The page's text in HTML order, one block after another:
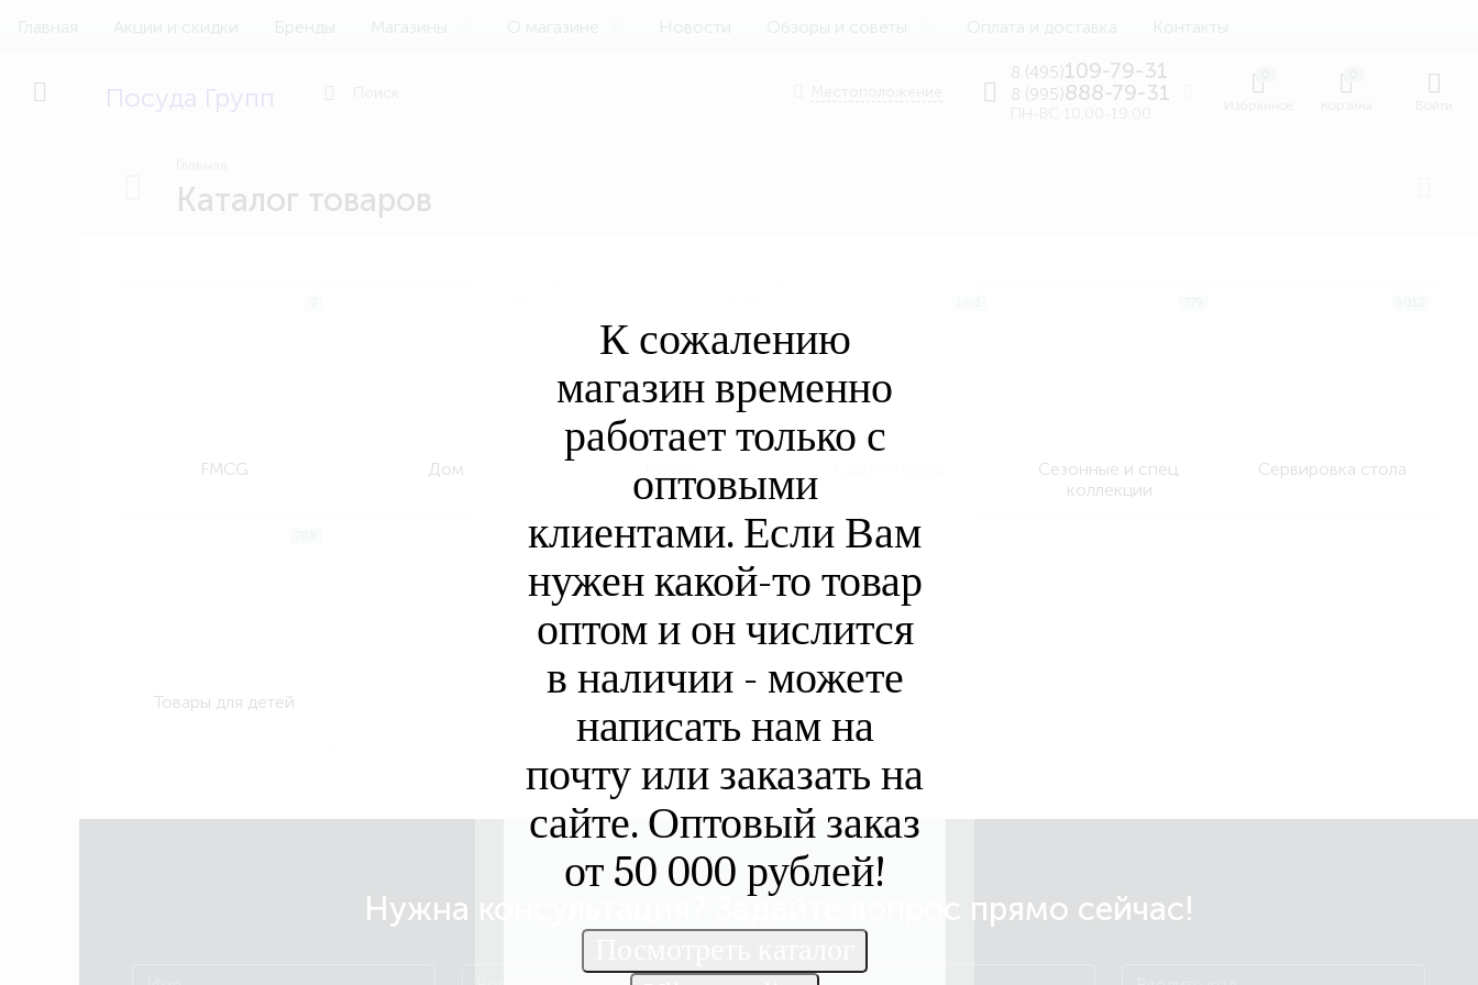
Главная Акции и скидки Бренды Магазины О магазине Новости Обзоры и советы Оплата и доставка Контакты
Посуда Групп Местоположение
8 (495)109-79-31
8 (995)888-79-31
ПН-ВС 10:00-19:00
Каталог товаров
FMCG Дом
Сезонные и спец.
коллекции
Сервировка стола
Товары для детей
Нужна консультация? Задайте вопрос прямо сейчас!
К сожалению
магазин временно
работает только с
оптовыми
клиентами. Если Вам
нужен какой-то товар
оптом и он числится
в наличии - можете
написать нам на
почту или заказать на
сайте. Оптовый заказ
от 50 000 рублей!